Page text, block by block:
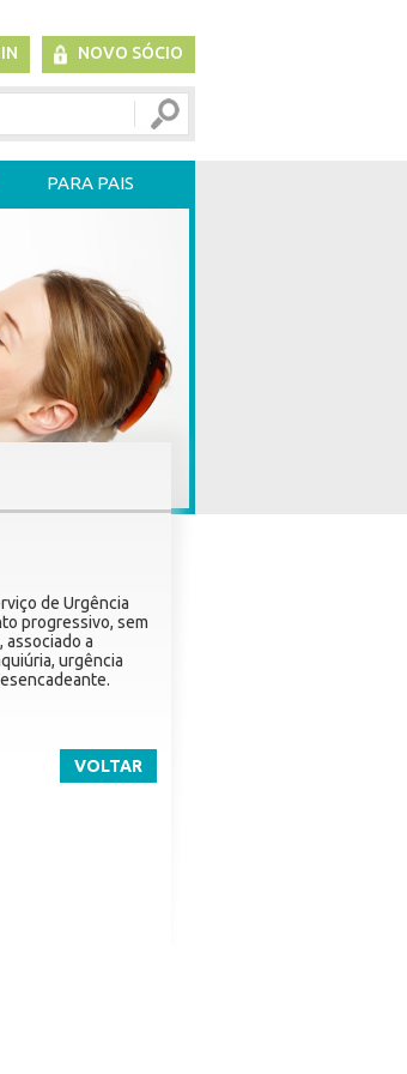
NOVO SÓCIO
PARA PAIS
de Urgência
progressivo, sem
a
urgência
VOLTAR